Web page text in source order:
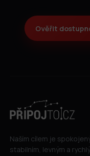
Ověřit
Naším cílem je
stabilním, levným a